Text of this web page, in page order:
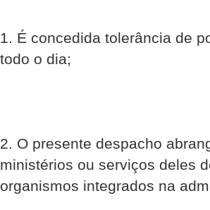
1. É concedida tolerância de
todo o dia;
2. O presente despacho
ministérios ou serviços deles
organismos integrados na